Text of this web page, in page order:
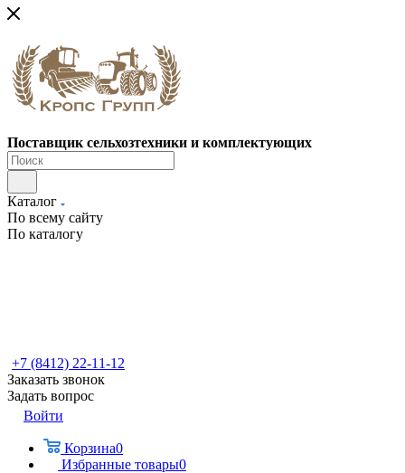
Поставщик сельхозтехники и комплектующих
Каталог
По всему сайту
По каталогу
+7 (8412) 22-11-12
Заказать звонок
Задать вопрос
Войти
Корзина0
Избранные товары0